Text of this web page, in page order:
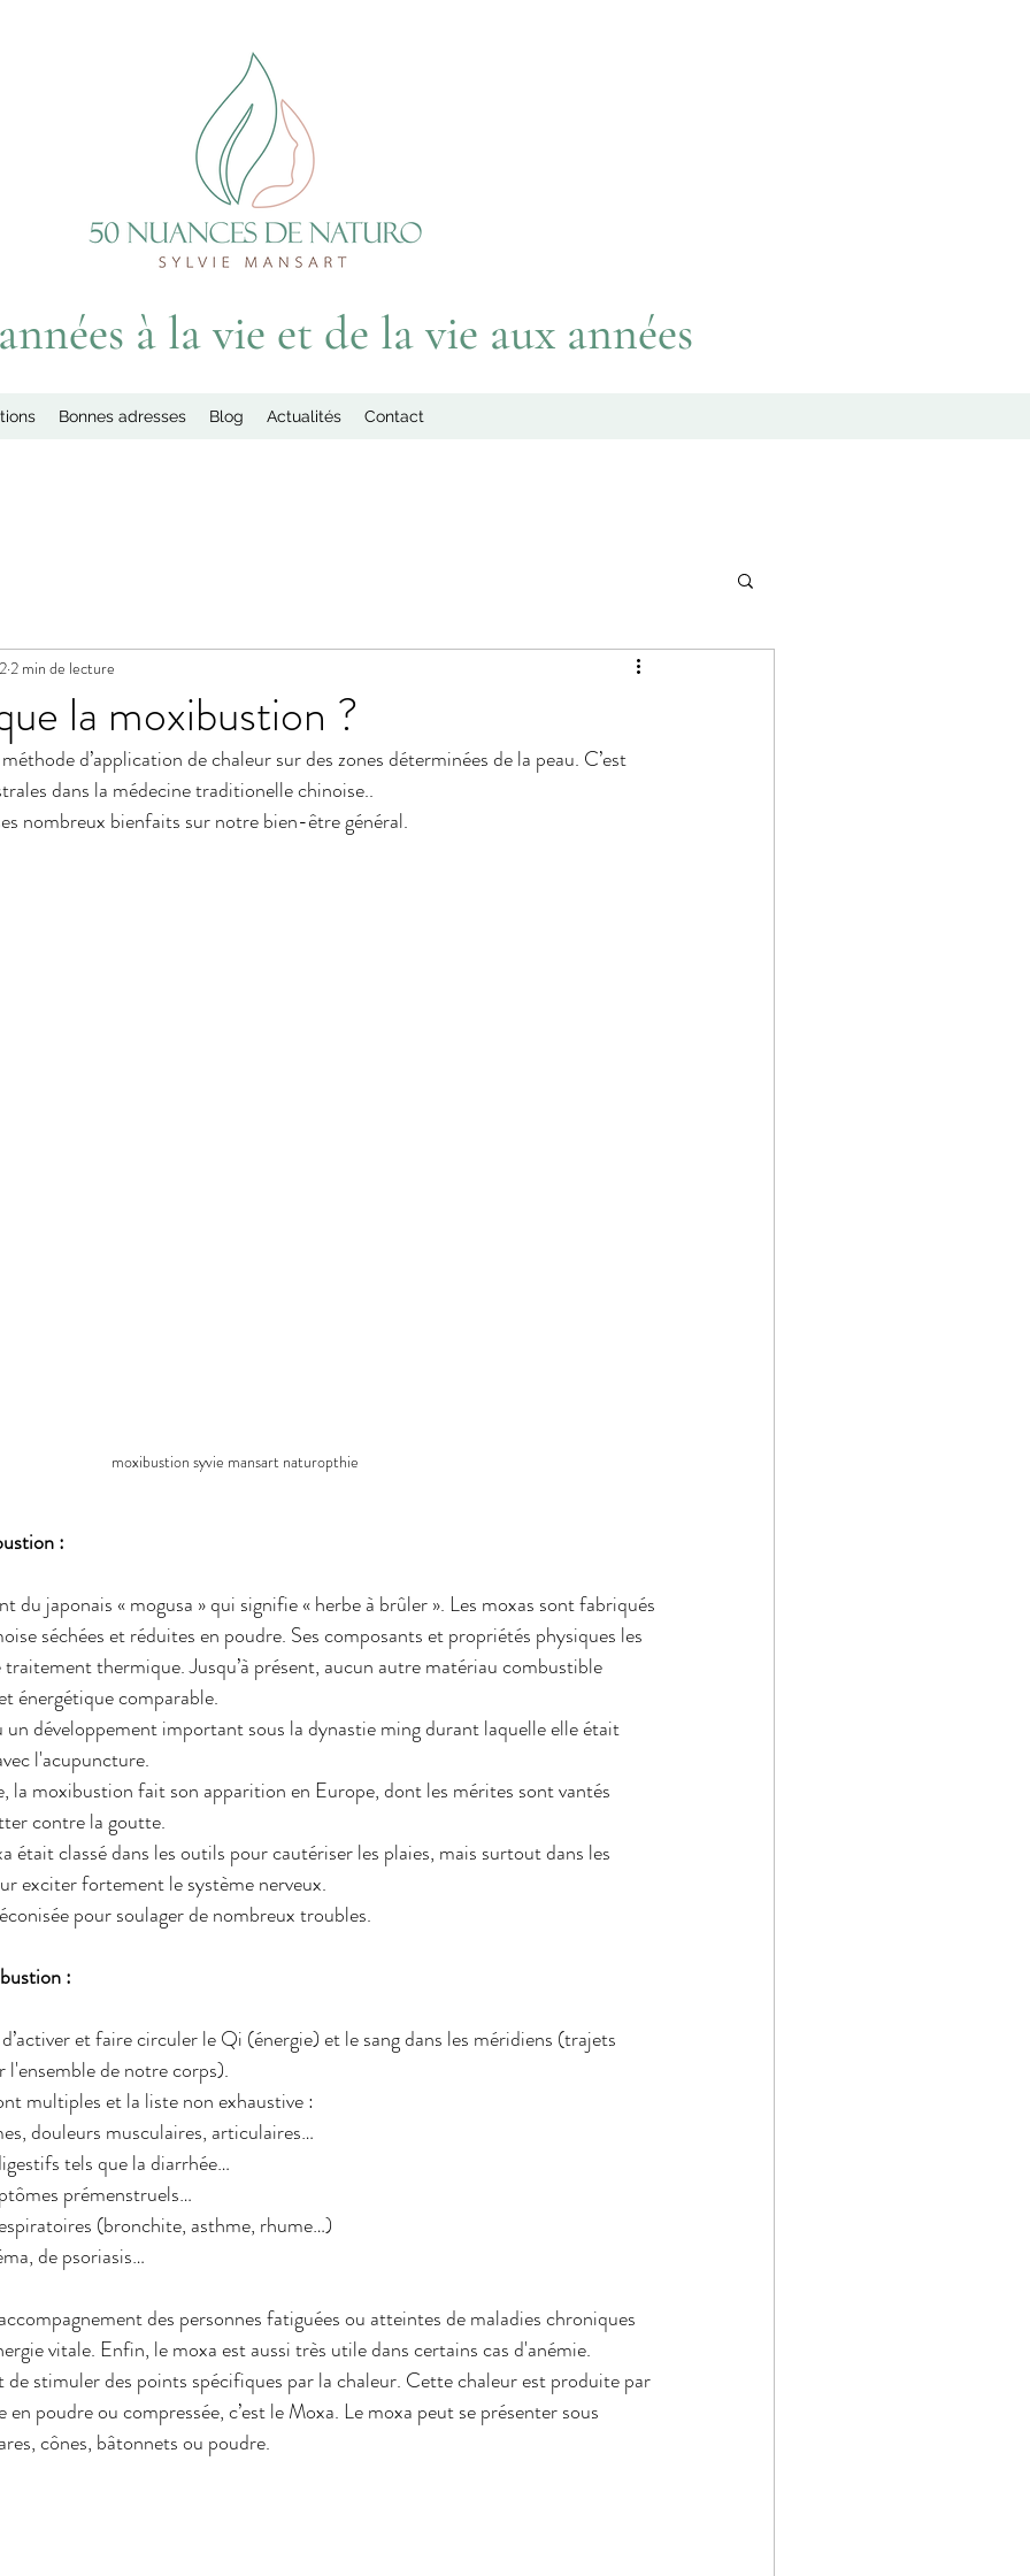
à la vie et de la vie aux années
Bonnes adresses Blog Actualités Contact
la moxibustion ?
2 min de lecture
d’application de chaleur sur des zones déterminées de la peau. C’est
dans la médecine traditionelle chinoise..
nombreux bienfaits sur notre bien-être général.
moxibustion syvie mansart naturopthie
:
du japonais « mogusa » qui signifie « herbe à brûler ». Les moxas sont fabriqués
séchées et réduites en poudre. Ses composants et propriétés physiques les
thermique. Jusqu’à présent, aucun autre matériau combustible
énergétique comparable.
développement important sous la dynastie ming durant laquelle elle était
l'acupuncture.
la moxibustion fait son apparition en Europe, dont les mérites sont vantés
contre la goutte.
était classé dans les outils pour cautériser les plaies, mais surtout dans les
exciter fortement le système nerveux.
pour soulager de nombreux troubles.
:
et faire circuler le Qi (énergie) et le sang dans les méridiens (trajets
de notre corps).
multiples et la liste non exhaustive :
douleurs musculaires, articulaires…
tels que la diarrhée…
prémenstruels…
(bronchite, asthme, rhume…)
de psoriasis…
des personnes fatiguées ou atteintes de maladies chroniques
vitale. Enfin, le moxa est aussi très utile dans certains cas d'anémie.
stimuler des points spécifiques par la chaleur. Cette chaleur est produite par
en poudre ou compressée, c’est le Moxa. Le moxa peut se présenter sous
cônes, bâtonnets ou poudre.